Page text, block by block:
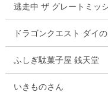
逃走中 ザ グレートミッ
ドラゴンクエスト ダイ
ふしぎ駄菓子屋 銭天堂
いきものさん